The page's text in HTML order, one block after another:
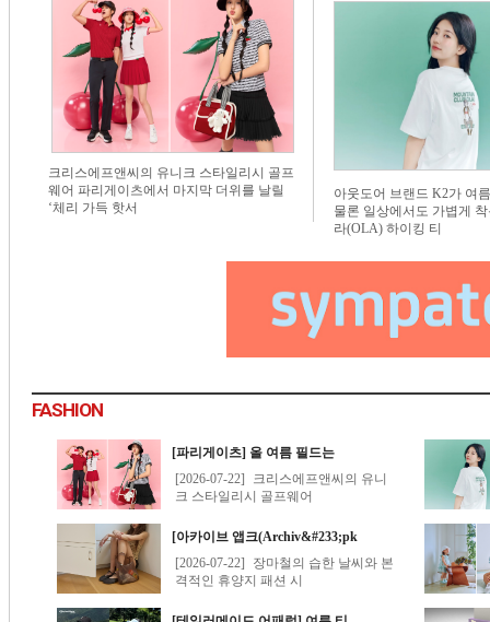
크리스에프앤씨의 유니크 스타일리시 골프
웨어 파리게이츠에서 마지막 더위를 날릴
‘체리 가득 핫서
아웃도어 브랜드 K2가 여
물론 일상에서도 가볍게
라(OLA) 하이킹 티
FASHION